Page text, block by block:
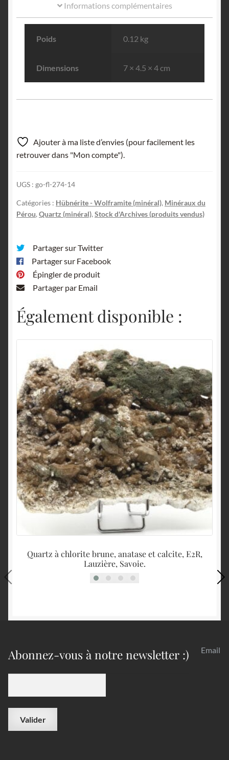
Informations complémentaires
Poids 0.12 kg
Dimensions 7 × 4.5 × 4 cm
Ajouter à ma liste d’envies (pour facilement les
retrouver dans "Mon compte").
UGS : go-fl-274-14
Catégories : Hübnérite - Wolframite (minéral), Minéraux du
Pérou, Quartz (minéral), Stock d'Archives (produits vendus)
Partager sur Twitter
Partager sur Facebook
Épingler de produit
Partager par Email
Également disponible :
Quartz à chlorite brune, anatase et calcite, E2R,
Lauzière, Savoie.
Abonnez-vous à notre newsletter :) Email